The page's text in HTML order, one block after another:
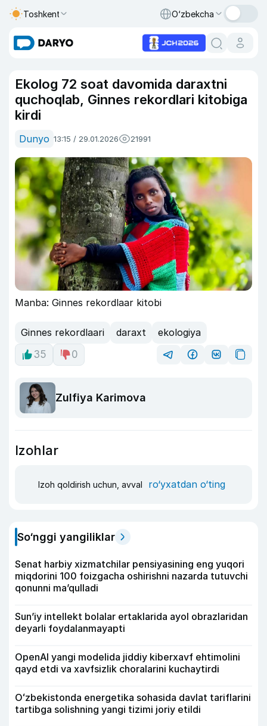
Toshkent O‘zbekcha
Ekolog 72 soat davomida daraxtni
quchoqlab, Ginnes rekordlari kitobiga
kirdi
Dunyo 13:15 / 29.01.2026 21991
Manba: Ginnes rekordlaar kitobi
Ginnes rekordlaari daraxt
ekologiya
35
0
Zulfiya Karimova
Izohlar
Izoh qoldirish uchun, avval ro‘yxatdan o‘ting
So‘nggi yangiliklar
Senat harbiy xizmatchilar pensiyasining eng yuqori
miqdorini 100 foizgacha oshirishni nazarda tutuvchi
qonunni ma’qulladi
Sun’iy intellekt bolalar ertaklarida ayol obrazlaridan
deyarli foydalanmayapti
OpenAI yangi modelida jiddiy kiberxavf ehtimolini
qayd etdi va xavfsizlik choralarini kuchaytirdi
Oʻzbekistonda energetika sohasida davlat tariflarini
tartibga solishning yangi tizimi joriy etildi